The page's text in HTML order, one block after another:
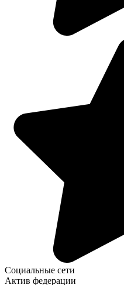
Социальные сети
Актив федерации